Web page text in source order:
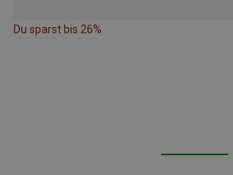
Du sparst bis 26%